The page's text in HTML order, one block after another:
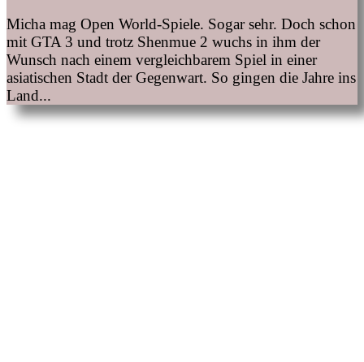
Micha mag Open World-Spiele. Sogar sehr. Doch schon
mit GTA 3 und trotz Shenmue 2 wuchs in ihm der
Wunsch nach einem vergleichbarem Spiel in einer
asiatischen Stadt der Gegenwart. So gingen die Jahre ins
Land...